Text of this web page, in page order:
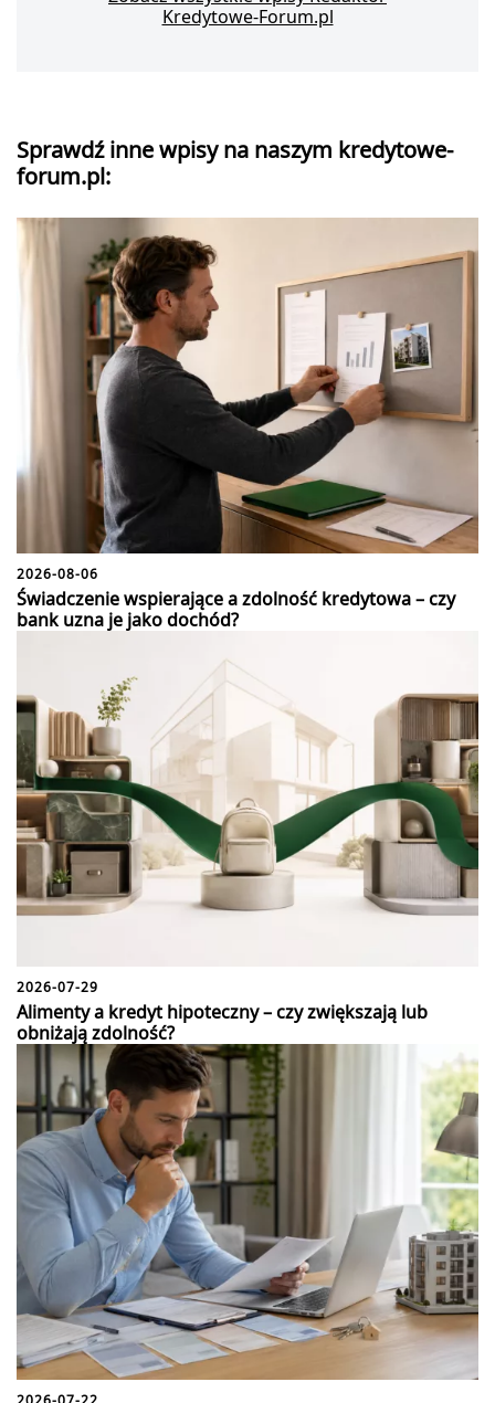
Kredytowe-Forum.pl
Sprawdź inne wpisy na naszym kredytowe-
forum.pl:
2026-08-06
Świadczenie wspierające a zdolność kredytowa – czy
bank uzna je jako dochód?
2026-07-29
Alimenty a kredyt hipoteczny – czy zwiększają lub
obniżają zdolność?